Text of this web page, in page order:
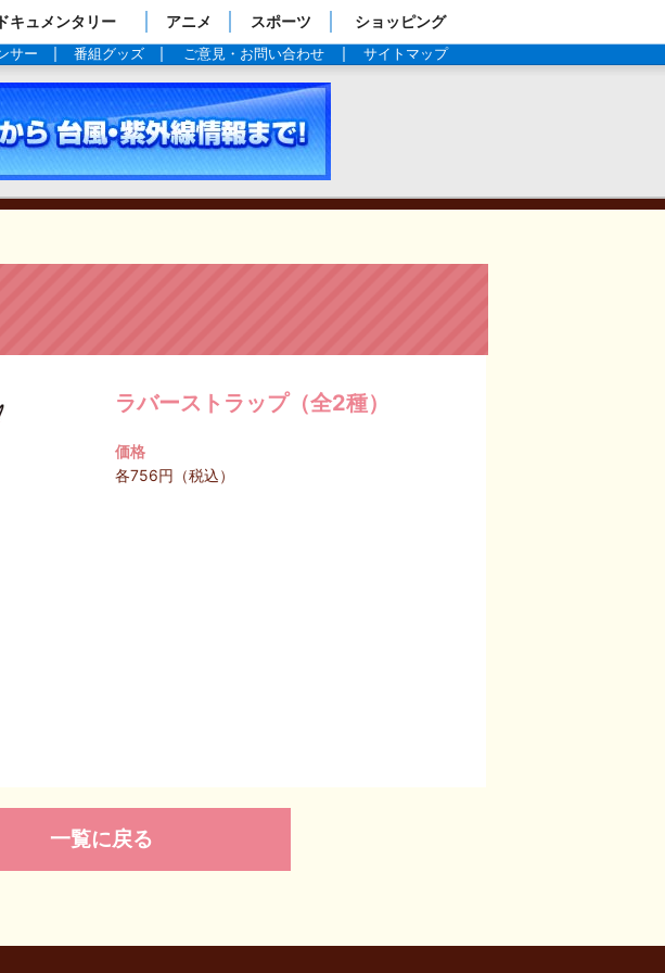
キュメンタリー アニメ スポーツ ショッピング
サー 番組グッズ ご意見・お問い合わせ サイトマップ
ラバーストラップ（全2種）
価格
各756円（税込）
一覧に戻る